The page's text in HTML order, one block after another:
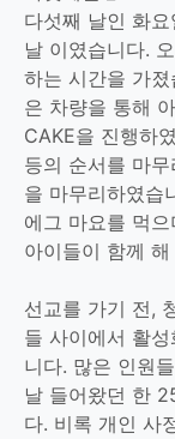
다섯째 날인 화
날 이였습니다.
하는 시간을 가
은 차량을 통해
CAKE을 진행하
등의 순서를 마
을 마무리하였습
에그 마요를 먹
아이들이 함께
선교를 가기 전,
들 사이에서 활
니다. 많은 인원
날 들어왔던 한
다. 비록 개인 사